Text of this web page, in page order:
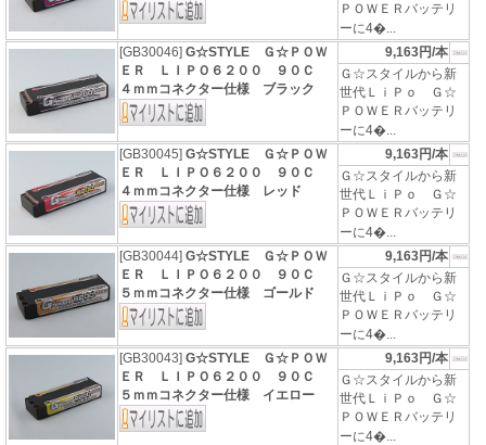
ＰＯＷＥＲバッテリ
ーに4�...
[GB30046]G☆STYLE Ｇ☆ＰＯＷ
ＥＲ ＬＩＰＯ６２００ ９０Ｃ
４ｍｍコネクター仕様 ブラック
9,163円/本
Ｇ☆スタイルから新
世代ＬｉＰｏ Ｇ☆
ＰＯＷＥＲバッテリ
ーに4�...
[GB30045]G☆STYLE Ｇ☆ＰＯＷ
ＥＲ ＬＩＰＯ６２００ ９０Ｃ
４ｍｍコネクター仕様 レッド
9,163円/本
Ｇ☆スタイルから新
世代ＬｉＰｏ Ｇ☆
ＰＯＷＥＲバッテリ
ーに4�...
[GB30044]G☆STYLE Ｇ☆ＰＯＷ
ＥＲ ＬＩＰＯ６２００ ９０Ｃ
５ｍｍコネクター仕様 ゴールド
9,163円/本
Ｇ☆スタイルから新
世代ＬｉＰｏ Ｇ☆
ＰＯＷＥＲバッテリ
ーに4�...
[GB30043]G☆STYLE Ｇ☆ＰＯＷ
ＥＲ ＬＩＰＯ６２００ ９０Ｃ
５ｍｍコネクター仕様 イエロー
9,163円/本
Ｇ☆スタイルから新
世代ＬｉＰｏ Ｇ☆
ＰＯＷＥＲバッテリ
ーに4�...